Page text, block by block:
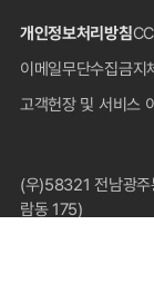
촌
경
제
연
푸
터
개인정보처리방침
이메일무단수집금지
고객헌장 및 서비스
(우)58321 전남광주
람동 175)